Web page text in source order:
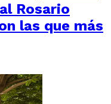
Rosario
las que más